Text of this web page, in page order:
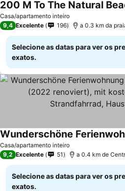
Casa/apartamento inteiro
9,4 Excelente 196 a 0.3 km da
Selecione as datas para ver os
exatos.
Casa/apartamento inteiro
9,2 Excelente 51 a 0.4 km de
Selecione as datas para ver os
exatos.